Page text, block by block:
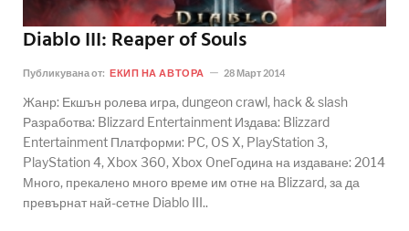
Diablo III: Reaper of Souls
Публикувана от: ЕКИП НА АВТОРА 28 Март 2014
Жанр: Екшън ролева игра, dungeon crawl, hack & slash
Разработва: Blizzard Entertainment Издава: Blizzard
Entertainment Платформи: PC, OS X, PlayStation 3,
PlayStation 4, Xbox 360, Xbox OneГодина на издаване: 2014
Много, прекалено много време им отне на Blizzard, за да
превърнат най-сетне Diablo III..